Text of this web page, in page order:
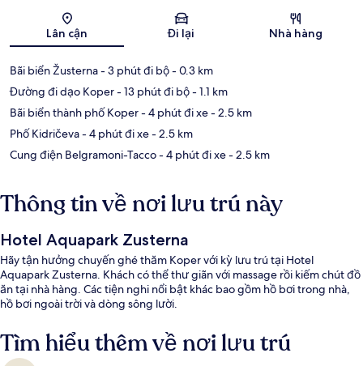
Bản đồ
Lân cận Đi lại Nhà hàng
Bãi biển Žusterna- 3 phút đi bộ- 0.3 km
Đường đi dạo Koper- 13 phút đi bộ- 1.1 km
Bãi biển thành phố Koper- 4 phút đi xe- 2.5 km
Phố Kidričeva- 4 phút đi xe- 2.5 km
Cung điện Belgramoni-Tacco- 4 phút đi xe- 2.5 km
Thông tin về nơi lưu trú này
Hotel Aquapark Zusterna
Hãy tận hưởng chuyến ghé thăm Koper với kỳ lưu trú tại Hotel
Aquapark Zusterna. Khách có thể thư giãn với massage rồi kiếm chút đồ
ăn tại nhà hàng. Các tiện nghi nổi bật khác bao gồm hồ bơi trong nhà,
hồ bơi ngoài trời và dòng sông lười.
Tìm hiểu thêm về nơi lưu trú